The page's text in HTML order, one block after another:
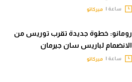
ساعة | ميركاتو
رومانو: خطوة جديدة تقرب توريس من
الانضمام لباريس سان جيرمان
ساعة | ميركاتو